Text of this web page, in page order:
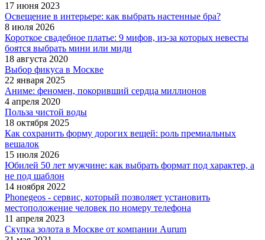
17 июня 2023
Освещение в интерьере: как выбрать настенные бра?
8 июля 2026
Короткое свадебное платье: 9 мифов, из-за которых невесты
боятся выбрать мини или миди
18 августа 2020
Выбор фикуса в Москве
22 января 2025
Аниме: феномен, покоривший сердца миллионов
4 апреля 2020
Польза чистой воды
18 октября 2025
Как сохранить форму дорогих вещей: роль премиальных
вешалок
15 июля 2026
Юбилей 50 лет мужчине: как выбрать формат под характер, а
не под шаблон
14 ноября 2022
Phonegeos - сервис, который позволяет установить
местоположение человек по номеру телефона
11 апреля 2023
Скупка золота в Москве от компании Aurum